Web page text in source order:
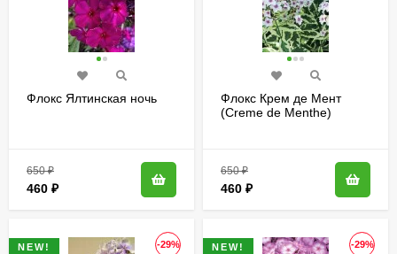
Флокс Ялтинская ночь
650₽
460 ₽
Флокс Крем де Мент
(Creme de Menthe)
650₽
460 ₽
-29%
NEW! -29%
NEW!